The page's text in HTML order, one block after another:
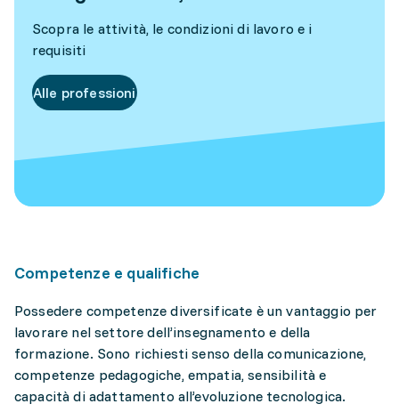
Scopra le attività, le condizioni di lavoro e i
requisiti
Alle professioni
Competenze e qualifiche
Possedere competenze diversificate è un vantaggio per
lavorare nel settore dell’insegnamento e della
formazione. Sono richiesti senso della comunicazione,
competenze pedagogiche, empatia, sensibilità e
capacità di adattamento all’evoluzione tecnologica.